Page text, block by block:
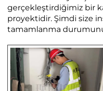
gerçekleştirdiğimiz bir
proyektidir. Şimdi size
tamamlanma